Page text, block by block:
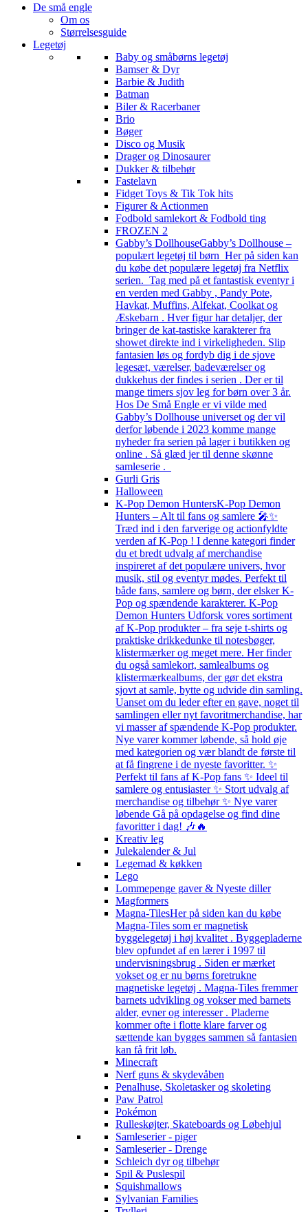
De små engle
Om os
Størrelsesguide
Legetøj
Baby og småbørns legetøj
Bamser & Dyr
Barbie & Judith
Batman
Biler & Racerbaner
Brio
Bøger
Disco og Musik
Drager og Dinosaurer
Dukker & tilbehør
Fastelavn
Fidget Toys & Tik Tok hits
Figurer & Actionmen
Fodbold samlekort & Fodbold ting
FROZEN 2
Gabby’s DollhouseGabby’s Dollhouse –
populært legetøj til børn Her på siden kan
du købe det populære legetøj fra Netflix
serien. Tag med på et fantastisk eventyr i
en verden med Gabby , Pandy Pote,
Havkat, Muffins, Alfekat, Coolkat og
Æskebarn . Hver figur har detaljer, der
bringer de kat-tastiske karakterer fra
showet direkte ind i virkeligheden. Slip
fantasien løs og fordyb dig i de sjove
legesæt, værelser, badeværelser og
dukkehus der findes i serien . Der er til
mange timers sjov leg for børn over 3 år.
Hos De Små Engle er vi vilde med
Gabby’s Dollhouse universet og der vil
derfor løbende i 2023 komme mange
nyheder fra serien på lager i butikken og
online . Så glæd jer til denne skønne
samleserie .
Gurli Gris
Halloween
K-Pop Demon HuntersK-Pop Demon
Hunters – Alt til fans og samlere 🎤✨
Træd ind i den farverige og actionfyldte
verden af K-Pop ! I denne kategori finder
du et bredt udvalg af merchandise
inspireret af det populære univers, hvor
musik, stil og eventyr mødes. Perfekt til
både fans, samlere og børn, der elsker K-
Pop og spændende karakterer. K-Pop
Demon Hunters Udforsk vores sortiment
af K-Pop produkter – fra seje t-shirts og
praktiske drikkedunke til notesbøger,
klistermærker og meget mere. Her finder
du også samlekort, samlealbums og
klistermærkealbums, der gør det ekstra
sjovt at samle, bytte og udvide din samling.
Uanset om du leder efter en gave, noget til
samlingen eller nyt favoritmerchandise, har
vi masser af spændende K-Pop produkter.
Nye varer kommer løbende, så hold øje
med kategorien og vær blandt de første til
at få fingrene i de nyeste favoritter. ✨
Perfekt til fans af K-Pop fans ✨ Ideel til
samlere og entusiaster ✨ Stort udvalg af
merchandise og tilbehør ✨ Nye varer
løbende Gå på opdagelse og find dine
favoritter i dag! 🎶🔥
Kreativ leg
Julekalender & Jul
Legemad & køkken
Lego
Lommepenge gaver & Nyeste diller
Magformers
Magna-TilesHer på siden kan du købe
Magna-Tiles som er magnetisk
byggelegetøj i høj kvalitet . Byggepladerne
blev opfundet af en lærer i 1997 til
undervisningsbrug . Siden er mærket
vokset og er nu børns foretrukne
magnetiske legetøj . Magna-Tiles fremmer
barnets udvikling og vokser med barnets
alder, evner og interesser . Pladerne
kommer ofte i flotte klare farver og
sættende kan bygges sammen så fantasien
kan få frit løb.
Minecraft
Nerf guns & skydevåben
Penalhuse, Skoletasker og skoleting
Paw Patrol
Pokémon
Rulleskøjter, Skateboards og Løbehjul
Samleserier - piger
Samleserier - Drenge
Schleich dyr og tilbehør
Spil & Puslespil
Squishmallows
Sylvanian Families